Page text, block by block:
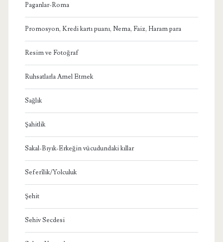
Paganlar-Roma
Promosyon, Kredi kartı puanı, Nema, Faiz, Haram para
Resim ve Fotoğraf
Ruhsatlarla Amel Etmek
Sağlık
Şahitlik
Sakal-Bıyık-Erkeğin vücudundaki kıllar
Seferîlik/Yolculuk
Şehit
Sehiv Secdesi